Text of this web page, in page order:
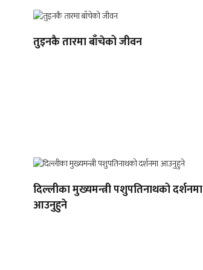
तुइनकै तारमा बाँचेको जीवन
दिल्लीका मुख्यमन्त्री पशुपतिनाथको दर्शनमा
आउनुहुने